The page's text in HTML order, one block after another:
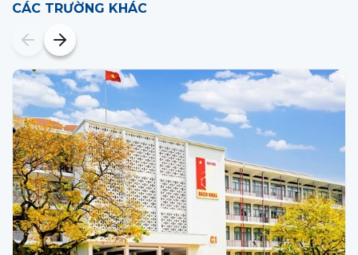
CÁC TRƯỜNG KHÁC